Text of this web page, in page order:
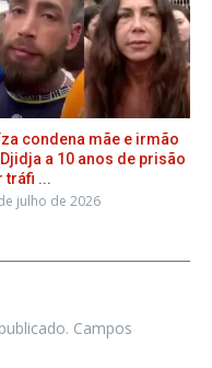
condena mãe e irmão
a 10 anos de prisão
tráfi ...
julho de 2026
Campos